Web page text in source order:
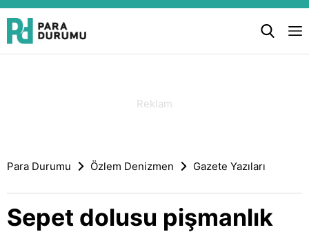
Para Durumu Özlem Denizmen Gazete Yazıları
Sepet dolusu pişmanlık